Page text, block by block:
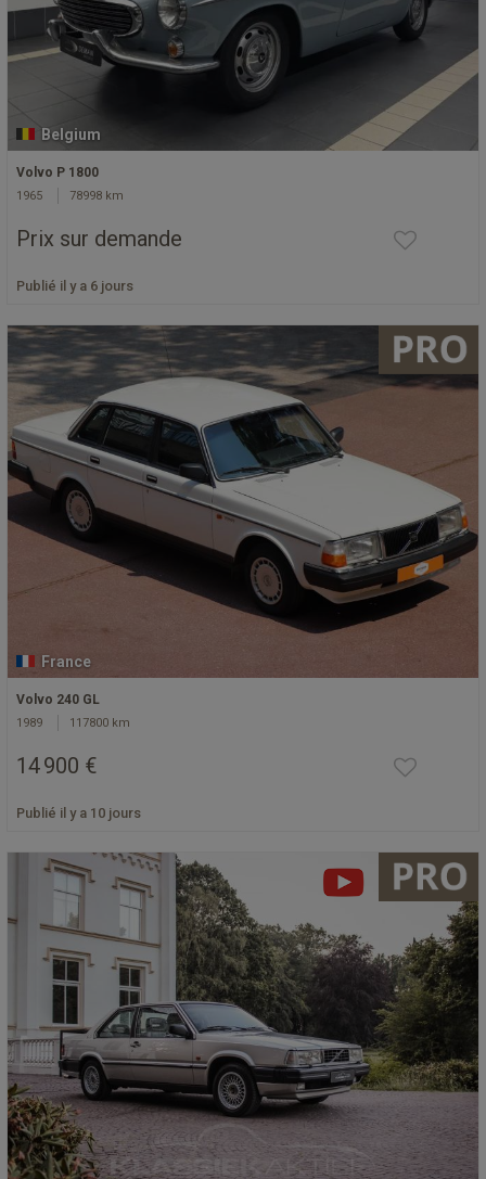
Belgium
Volvo P 1800
1965 78998 km
Prix sur demande
Publié il y a 6 jours
France
Volvo 240 GL
1989 117800 km
14 900 €
Publié il y a 10 jours